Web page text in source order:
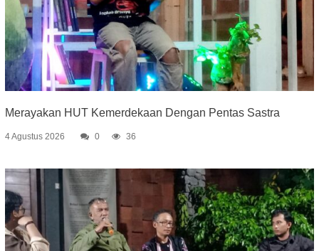
Merayakan HUT Kemerdekaan Dengan Pentas Sastra
4 Agustus 2026 0 36